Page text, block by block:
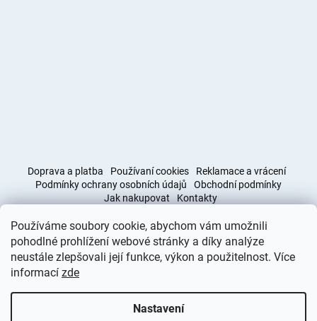
Používáme soubory cookie, abychom vám umožnili
pohodlné prohlížení webové stránky a díky analýze
neustále zlepšovali její funkce, výkon a použitelnost. Více
informací zde
Nastavení
Doprava a platba Používaní cookies
Reklamace a vrácení
Podmínky ochrany osobních údajů
Obchodní podmínky
Jak nakupovat
Kontakty
Obchodní podmínky Doprava a platba